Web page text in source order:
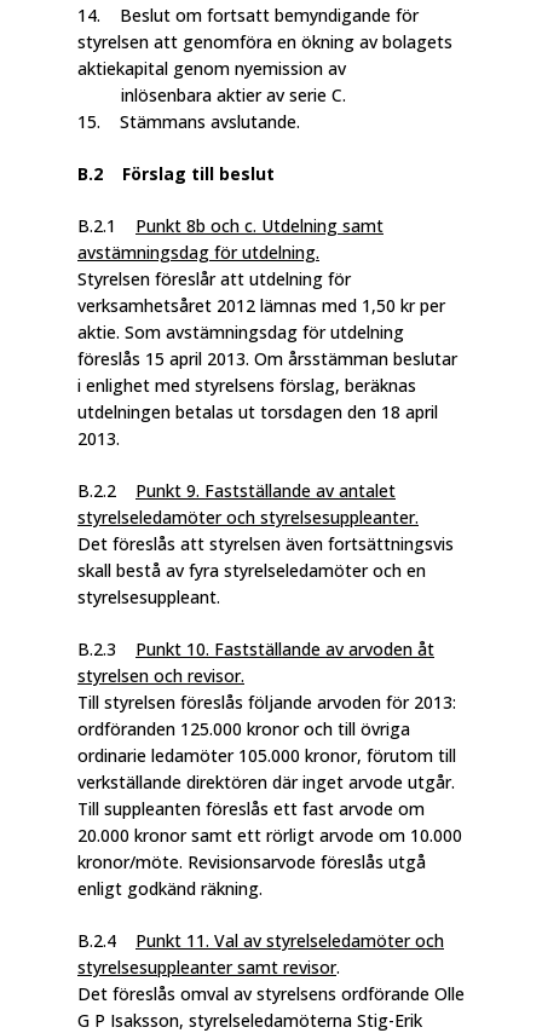
14. Beslut om fortsatt bemyndigande för
styrelsen att genomföra en ökning av bolagets
aktiekapital genom nyemission av
inlösenbara aktier av serie C.
15. Stämmans avslutande.
B.2 Förslag till beslut
B.2.1 Punkt 8b och c. Utdelning samt
avstämningsdag för utdelning.
Styrelsen föreslår att utdelning för
verksamhetsåret 2012 lämnas med 1,50 kr per
aktie. Som avstämningsdag för utdelning
föreslås 15 april 2013. Om årsstämman beslutar
i enlighet med styrelsens förslag, beräknas
utdelningen betalas ut torsdagen den 18 april
2013.
B.2.2 Punkt 9. Fastställande av antalet
styrelseledamöter och styrelsesuppleanter.
Det föreslås att styrelsen även fortsättningsvis
skall bestå av fyra styrelseledamöter och en
styrelsesuppleant.
B.2.3 Punkt 10. Fastställande av arvoden åt
styrelsen och revisor.
Till styrelsen föreslås följande arvoden för 2013:
ordföranden 125.000 kronor och till övriga
ordinarie ledamöter 105.000 kronor, förutom till
verkställande direktören där inget arvode utgår.
Till suppleanten föreslås ett fast arvode om
20.000 kronor samt ett rörligt arvode om 10.000
kronor/möte. Revisionsarvode föreslås utgå
enligt godkänd räkning.
B.2.4 Punkt 11. Val av styrelseledamöter och
styrelsesuppleanter samt revisor.
Det föreslås omval av styrelsens ordförande Olle
G P Isaksson, styrelseledamöterna Stig-Erik